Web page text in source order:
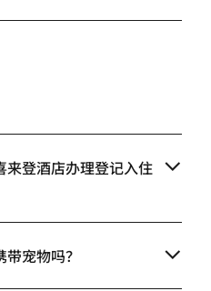
来登酒店办理登记入住
宠物吗？